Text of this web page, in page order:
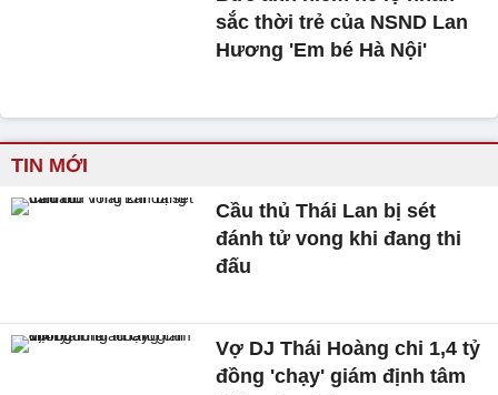
sắc thời trẻ của NSND Lan
Hương 'Em bé Hà Nội'
TIN MỚI
Cầu thủ Thái Lan bị sét
đánh tử vong khi đang thi
đấu
Vợ DJ Thái Hoàng chi 1,4 tỷ
đồng 'chạy' giám định tâm